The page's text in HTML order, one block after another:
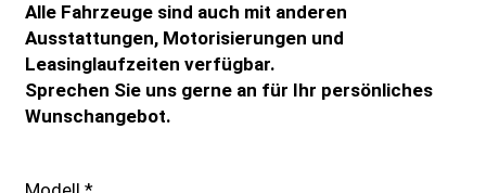
Alle Fahrzeuge sind auch mit anderen
Ausstattungen, Motorisierungen und
Leasinglaufzeiten verfügbar.
Sprechen Sie uns gerne an für Ihr persönliches
Wunschangebot.